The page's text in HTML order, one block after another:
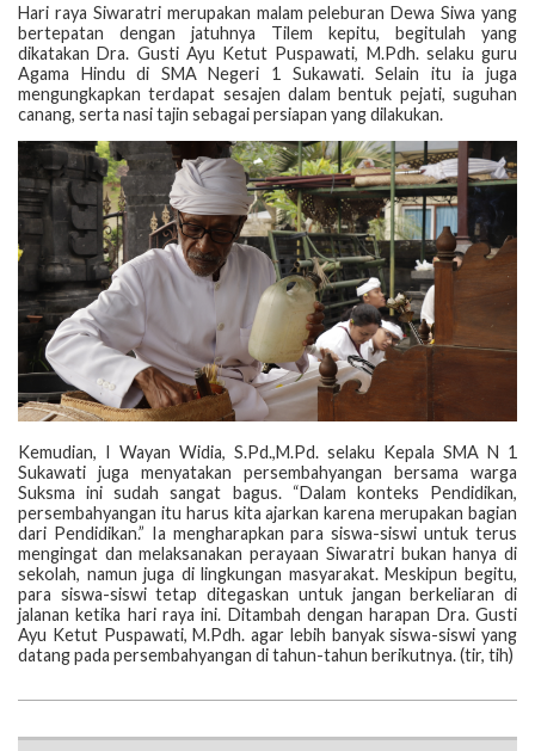
Hari raya Siwaratri merupakan malam peleburan Dewa Siwa yang
bertepatan dengan jatuhnya Tilem kepitu, begitulah yang
dikatakan Dra. Gusti Ayu Ketut Puspawati, M.Pdh. selaku guru
Agama Hindu di SMA Negeri 1 Sukawati. Selain itu ia juga
mengungkapkan terdapat sesajen dalam bentuk pejati, suguhan
canang, serta nasi tajin sebagai persiapan yang dilakukan.
Kemudian, I Wayan Widia, S.Pd.,M.Pd. selaku Kepala SMA N 1
Sukawati juga menyatakan persembahyangan bersama warga
Suksma ini sudah sangat bagus. “Dalam konteks Pendidikan,
persembahyangan itu harus kita ajarkan karena merupakan bagian
dari Pendidikan.” Ia mengharapkan para siswa-siswi untuk terus
mengingat dan melaksanakan perayaan Siwaratri bukan hanya di
sekolah, namun juga di lingkungan masyarakat. Meskipun begitu,
para siswa-siswi tetap ditegaskan untuk jangan berkeliaran di
jalanan ketika hari raya ini. Ditambah dengan harapan Dra. Gusti
Ayu Ketut Puspawati, M.Pdh. agar lebih banyak siswa-siswi yang
datang pada persembahyangan di tahun-tahun berikutnya. (tir, tih)